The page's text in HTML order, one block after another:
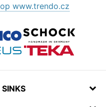
www.trendo.cz